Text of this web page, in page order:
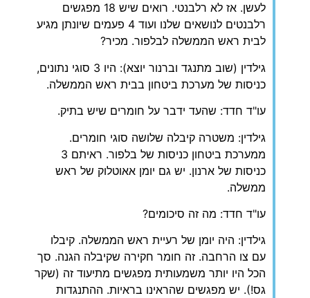
לעשן. אז לא רלבנטי. רואים שיש 18 מפגשים
רלבנטים לנושאים שלנו ועוד 4 פעמים שיונתן מגיע
לבית ראש הממשלה לבלפור. מכיר?
גילדין (שוב מתנגד וברנור יוצא): היו 3 סוגי נתונים,
כניסות של מערכת ביטחון בבית ראש הממשלה.
עו"ד חדד: שהעד ידבר על חומרים שיש בתיק.
גילדין: משטרה קיבלה שלושה סוגי חומרים.
ממערכת ביטחון כניסות של בלפור. ראיתם 3
כניסות של ארנון. יש גם יומן אאוטלוק של ראש
ממשלה.
עו"ד חדד: מה זה סיכומים?
גילדין: היה יומן של רעיית ראש הממשלה. קיבלו
עם צו הרחבה. זה חומר חקירה שקיבלה הגנה. סך
הכל היו יותר משמעותית מפגשים מתיעוד זה (שקר
גס!). יש מפגשים שהראינו בראיות. ההתנגדות